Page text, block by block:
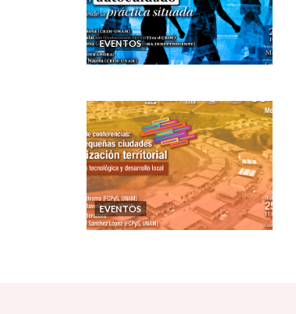
EVENTOS
EVENTOS